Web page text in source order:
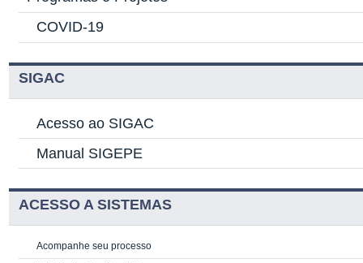
COVID-19
SIGAC
Acesso ao SIGAC
Manual SIGEPE
ACESSO A SISTEMAS
Acompanhe seu processo